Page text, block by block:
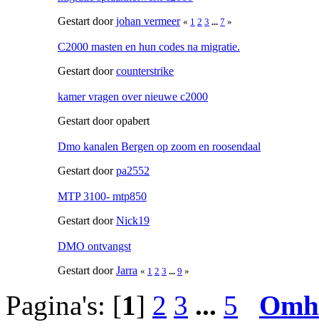
Gestart doorjohan vermeer « 1 2 3 ... 7 »
C2000 masten en hun codes na migratie.
Gestart doorcounterstrike
kamer vragen over nieuwe c2000
Gestart door opabert
Dmo kanalen Bergen op zoom en roosendaal
Gestart doorpa2552
MTP 3100- mtp850
Gestart doorNick19
DMO ontvangst
Gestart doorJarra « 1 2 3 ... 9 »
Pagina's: [1] 2 3 ... 5